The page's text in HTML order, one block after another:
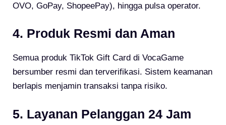
OVO, GoPay, ShopeePay), hingga pulsa operator.
4. Produk Resmi dan Aman
Semua produk TikTok Gift Card di VocaGame
bersumber resmi dan terverifikasi. Sistem keamanan
berlapis menjamin transaksi tanpa risiko.
5. Layanan Pelanggan 24 Jam